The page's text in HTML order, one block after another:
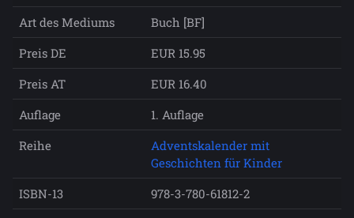
Art des Mediums
Buch [BF]
Preis DE
EUR 15.95
Preis AT
EUR 16.40
Auflage
1. Auflage
Reihe
Adventskalender mit
Geschichten für Kinder
ISBN-13
978-3-780-61812-2